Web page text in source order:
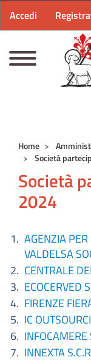
Menu profilo
Accedi
Home
Società
Società
2024
AGENZIA
VALDELSA
CENTRALE
ECOCERVED
FIRENZE
IC
INFOCAMERE
INNEXTA